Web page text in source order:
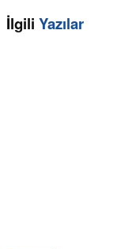
İlgili Yazılar